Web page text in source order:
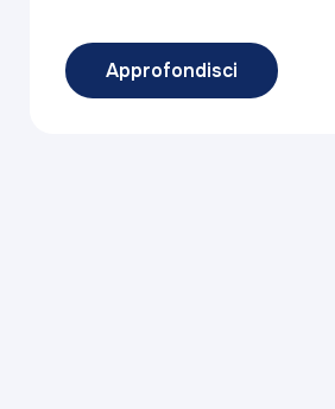
Approfondisci